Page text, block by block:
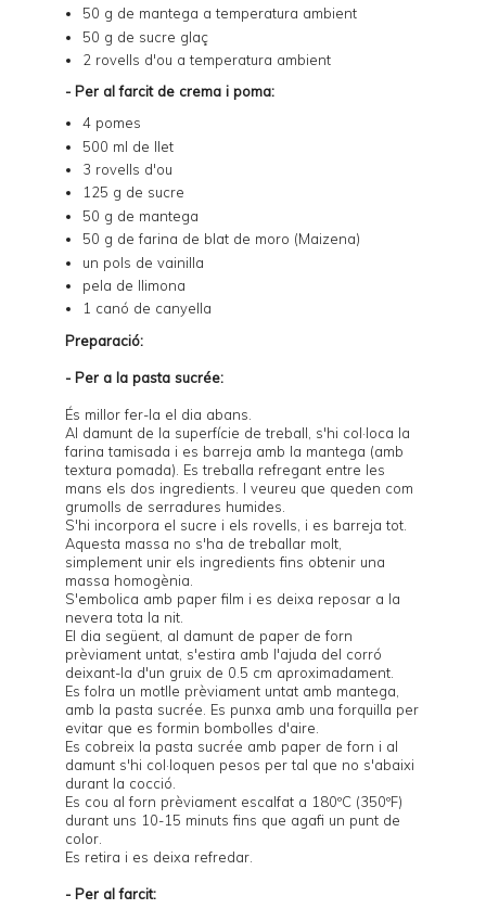
50 g de mantega a temperatura ambient
50 g de sucre glaç
2 rovells d'ou a temperatura ambient
- Per al farcit de crema i poma:
4 pomes
500 ml de llet
3 rovells d'ou
125 g de sucre
50 g de mantega
50 g de farina de blat de moro (Maizena)
un pols de vainilla
pela de llimona
1 canó de canyella
Preparació:
- Per a la pasta sucrée:
És millor fer-la el dia abans.
Al damunt de la superfície de treball, s'hi col·loca la
farina tamisada i es barreja amb la mantega (amb
textura pomada). Es treballa refregant entre les
mans els dos ingredients. I veureu que queden com
grumolls de serradures humides.
S'hi incorpora el sucre i els rovells, i es barreja tot.
Aquesta massa no s'ha de treballar molt,
simplement unir els ingredients fins obtenir una
massa homogènia.
S'embolica amb paper film i es deixa reposar a la
nevera tota la nit.
El dia següent, al damunt de paper de forn
prèviament untat, s'estira amb l'ajuda del corró
deixant-la d'un gruix de 0.5 cm aproximadament.
Es folra un motlle prèviament untat amb mantega,
amb la pasta sucrée. Es punxa amb una forquilla per
evitar que es formin bombolles d'aire.
Es cobreix la pasta sucrée amb paper de forn i al
damunt s'hi col·loquen pesos per tal que no s'abaixi
durant la cocció.
Es cou al forn prèviament escalfat a 180ºC (350ºF)
durant uns 10-15 minuts fins que agafi un punt de
color.
Es retira i es deixa refredar.
- Per al farcit: